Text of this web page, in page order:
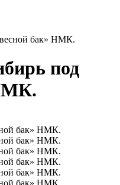
бак» НМК.
под